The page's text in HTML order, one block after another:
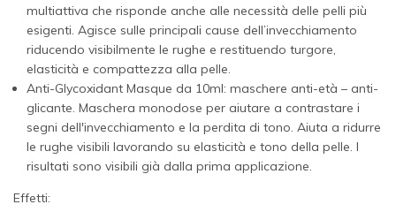
multiattiva che risponde anche alle necessità delle pelli più
esigenti. Agisce sulle principali cause dell’invecchiamento
riducendo visibilmente le rughe e restituendo turgore,
elasticità e compattezza alla pelle.
Anti-Glycoxidant Masque da 10ml: maschere anti-età – anti-
glicante. Maschera monodose per aiutare a contrastare i
segni dell'invecchiamento e la perdita di tono. Aiuta a ridurre
le rughe visibili lavorando su elasticità e tono della pelle. I
risultati sono visibili già dalla prima applicazione.
Effetti: